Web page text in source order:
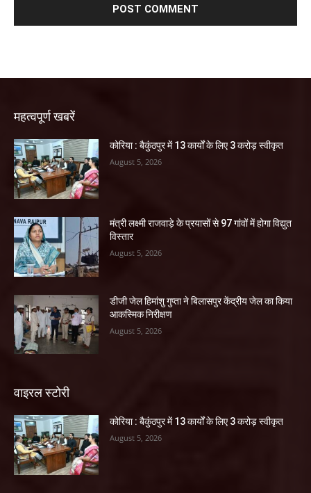
महत्वपूर्ण खबरें
कोरिया : बैकुंठपुर में 13 कार्यों के लिए 3 करोड़ स्वीकृत
August 5, 2026
मंत्री लक्ष्मी राजवाड़े के प्रयासों से 97 गांवों में होगा विद्युत
विस्तार
August 5, 2026
डीजी जेल हिमांशु गुप्ता ने बिलासपुर केंद्रीय जेल का किया
आकस्मिक निरीक्षण
August 5, 2026
वाइरल स्टोरी
कोरिया : बैकुंठपुर में 13 कार्यों के लिए 3 करोड़ स्वीकृत
August 5, 2026